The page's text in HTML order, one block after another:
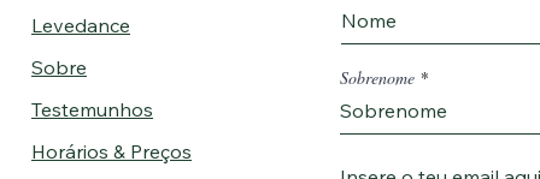
Levedance
Sobre
Testemunhos
Horários & Preços
Sobrenome